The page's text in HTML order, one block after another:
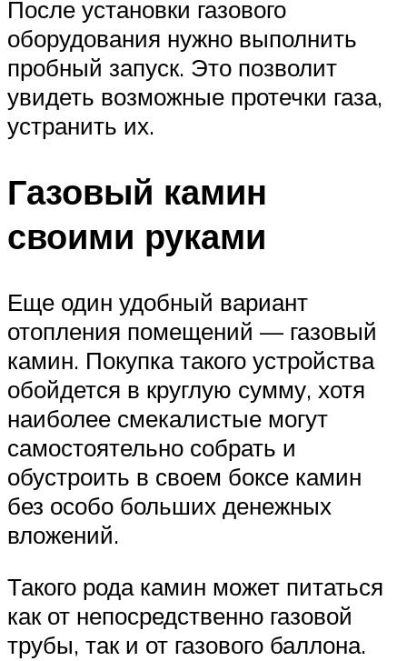
После установки газового
оборудования нужно выполнить
пробный запуск. Это позволит
увидеть возможные протечки газа,
устранить их.
Газовый камин
своими руками
Еще один удобный вариант
отопления помещений — газовый
камин. Покупка такого устройства
обойдется в круглую сумму, хотя
наиболее смекалистые могут
самостоятельно собрать и
обустроить в своем боксе камин
без особо больших денежных
вложений.
Такого рода камин может питаться
как от непосредственно газовой
трубы, так и от газового баллона.